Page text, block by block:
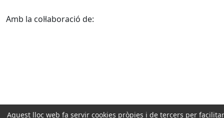
Amb la col·laboració de:
Aquest lloc web fa servir cookies pròpies i de tercers per